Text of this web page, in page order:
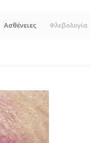
Ασθένειες Φλεβολογία